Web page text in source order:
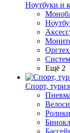
Ноутбуки и
Ещё 2
Спорт,